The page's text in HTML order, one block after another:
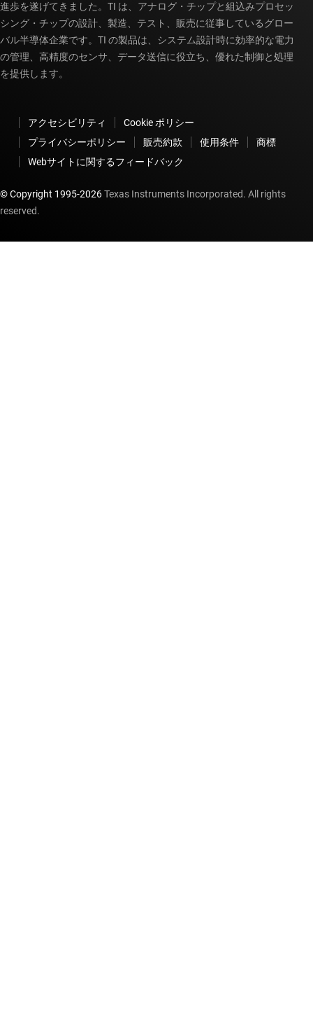
進歩を遂げてきました。TI は、アナログ・チップと組込みプロセッ
シング・チップの設計、製造、テスト、販売に従事しているグロー
バル半導体企業です。TI の製品は、システム設計時に効率的な電力
の管理、高精度のセンサ、データ送信に役立ち、優れた制御と処理
を提供します。
アクセシビリティ
Cookie ポリシー
プライバシーポリシー
販売約款 使用条件
商標
Webサイトに関するフィードバック
© Copyright 1995-2026Texas Instruments Incorporated. All rights
reserved.